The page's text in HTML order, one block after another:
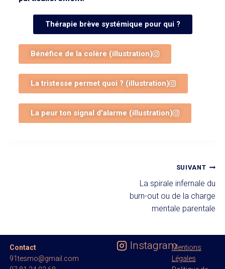
Thérapie brève systémique pour qui ?
Bénéfice de la colère (illustration)
La tristesse permet quoi ? (illustration)
La peur ton signal d'alarme (illustration)
SUIVANT
La spirale infernale du
burn-out ou de la charge
mentale parentale
Contact
91tesmo@gmail.com
InstagramMentions
Légales